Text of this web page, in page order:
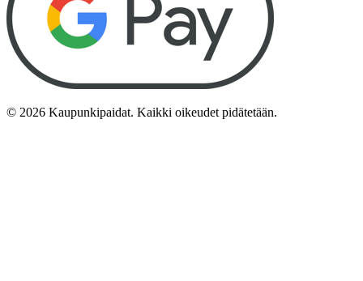
© 2026 Kaupunkipaidat. Kaikki oikeudet pidätetään.